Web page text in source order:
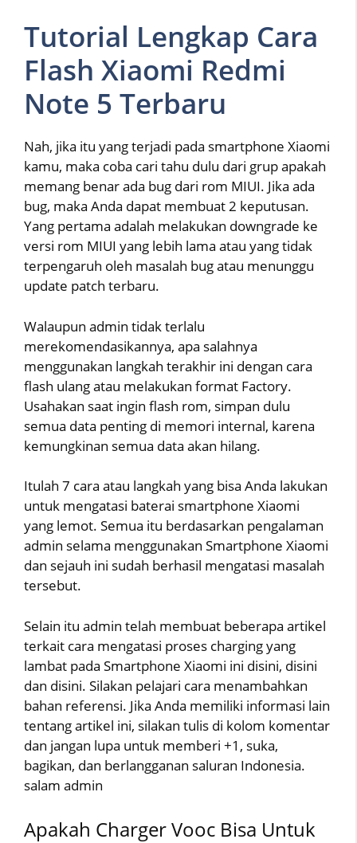
Tutorial Lengkap Cara
Flash Xiaomi Redmi
Note 5 Terbaru
Nah, jika itu yang terjadi pada smartphone Xiaomi
kamu, maka coba cari tahu dulu dari grup apakah
memang benar ada bug dari rom MIUI. Jika ada
bug, maka Anda dapat membuat 2 keputusan.
Yang pertama adalah melakukan downgrade ke
versi rom MIUI yang lebih lama atau yang tidak
terpengaruh oleh masalah bug atau menunggu
update patch terbaru.
Walaupun admin tidak terlalu
merekomendasikannya, apa salahnya
menggunakan langkah terakhir ini dengan cara
flash ulang atau melakukan format Factory.
Usahakan saat ingin flash rom, simpan dulu
semua data penting di memori internal, karena
kemungkinan semua data akan hilang.
Itulah 7 cara atau langkah yang bisa Anda lakukan
untuk mengatasi baterai smartphone Xiaomi
yang lemot. Semua itu berdasarkan pengalaman
admin selama menggunakan Smartphone Xiaomi
dan sejauh ini sudah berhasil mengatasi masalah
tersebut.
Selain itu admin telah membuat beberapa artikel
terkait cara mengatasi proses charging yang
lambat pada Smartphone Xiaomi ini disini, disini
dan disini. Silakan pelajari cara menambahkan
bahan referensi. Jika Anda memiliki informasi lain
tentang artikel ini, silakan tulis di kolom komentar
dan jangan lupa untuk memberi +1, suka,
bagikan, dan berlangganan saluran Indonesia.
salam admin
Apakah Charger Vooc Bisa Untuk